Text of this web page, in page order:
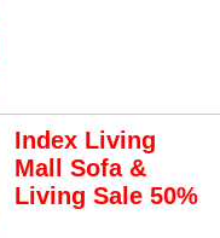
Index Living
Mall Sofa &
Living Sale 50%